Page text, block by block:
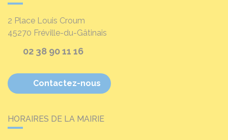
2 Place Louis Croum
45270 Fréville-du-Gâtinais
02 38 90 11 16
Contactez-nous
HORAIRES DE LA MAIRIE